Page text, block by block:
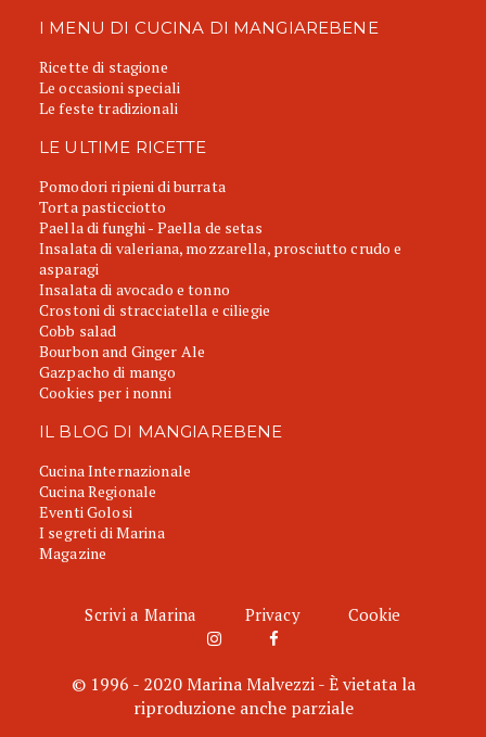
I MENU DI CUCINA DI MANGIAREBENE
Ricette di stagione
Le occasioni speciali
Le feste tradizionali
LE ULTIME RICETTE
Pomodori ripieni di burrata
Torta pasticciotto
Paella di funghi - Paella de setas
Insalata di valeriana, mozzarella, prosciutto crudo e
asparagi
Insalata di avocado e tonno
Crostoni di stracciatella e ciliegie
Cobb salad
Bourbon and Ginger Ale
Gazpacho di mango
Cookies per i nonni
IL BLOG DI MANGIAREBENE
Cucina Internazionale
Cucina Regionale
Eventi Golosi
I segreti di Marina
Magazine
Scrivi a Marina Privacy Cookie
© 1996 - 2020 Marina Malvezzi - È vietata la
riproduzione anche parziale